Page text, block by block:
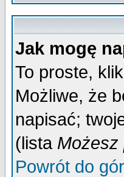
Jak mogę
To proste,
Możliwe, że
napisać;
(lista Możesz
Powrót do